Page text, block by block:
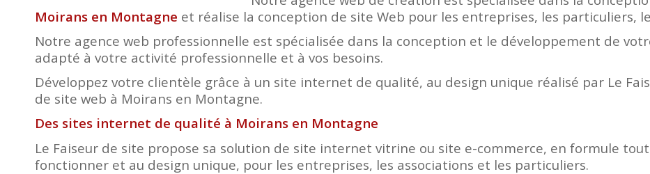
Moirans en Montagne et réalise la conception de site Web pour les entreprises, les particuliers,
Notre agence web professionnelle est spécialisée dans la conception et le développement de
adapté à votre activité professionnelle et à vos besoins.
Développez votre clientèle grâce à un site internet de qualité, au design unique réalisé par Le
de site web à Moirans en Montagne.
Des sites internet de qualité à Moirans en Montagne
Le Faiseur de site propose sa solution de site internet vitrine ou site e-commerce, en formule
fonctionner et au design unique, pour les entreprises, les associations et les particuliers.